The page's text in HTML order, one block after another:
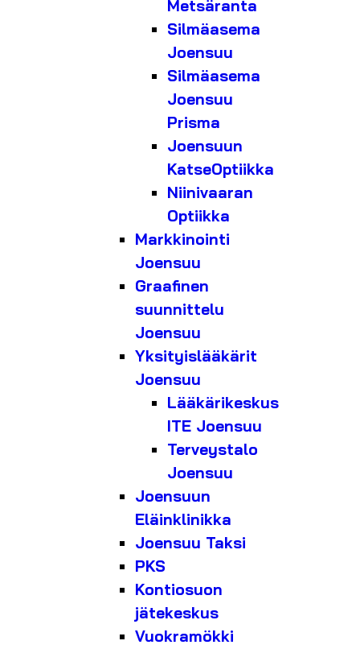
Metsäranta
Silmäasema
Joensuu
Silmäasema
Joensuu
Prisma
Joensuun
KatseOptiikka
Niinivaaran
Optiikka
Markkinointi
Joensuu
Graafinen
suunnittelu
Joensuu
Yksityislääkärit
Joensuu
Lääkärikeskus
ITE Joensuu
Terveystalo
Joensuu
Joensuun
Eläinklinikka
Joensuu Taksi
PKS
Kontiosuon
jätekeskus
Vuokramökki